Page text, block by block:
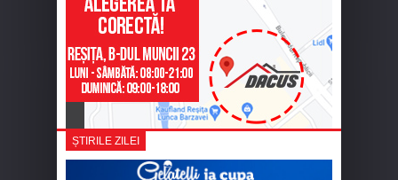
ȘTIRILE ZILEI